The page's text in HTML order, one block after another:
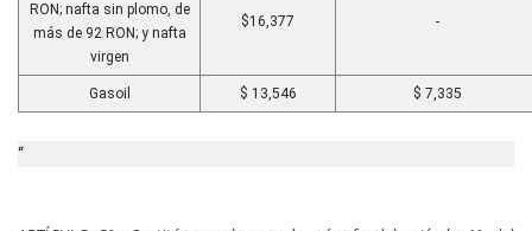
RON; nafta sin plomo, de
más de 92 RON; y nafta
virgen
$16,377 -
Gasoil $ 13,546 $ 7,335
“